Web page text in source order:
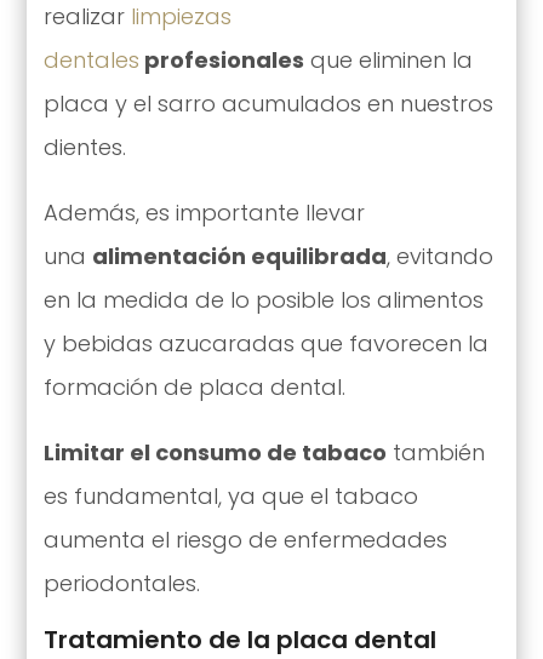
realizar limpiezas
dentales profesionales que eliminen la
placa y el sarro acumulados en nuestros
dientes.
Además, es importante llevar
una alimentación equilibrada, evitando
en la medida de lo posible los alimentos
y bebidas azucaradas que favorecen la
formación de placa dental.
Limitar el consumo de tabaco también
es fundamental, ya que el tabaco
aumenta el riesgo de enfermedades
periodontales.
Tratamiento de la placa dental